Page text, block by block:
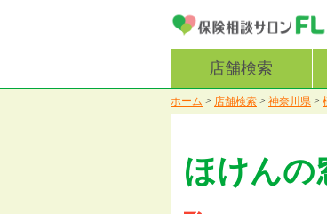
店舗検索
ホーム > 店舗検索 > 神奈川県 >
ほけんの